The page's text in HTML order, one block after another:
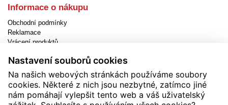
Informace o nákupu
Obchodní podmínky
Reklamace
Vrácení produktů
Způsob platby
Jak objednat
Nastavení cookies
Nastavení souborů cookies
Na našich webových stránkách používáme soubory
cookies. Některé z nich jsou nezbytné, zatímco jiné
nám pomáhají vylepšit tento web a váš uživatelský